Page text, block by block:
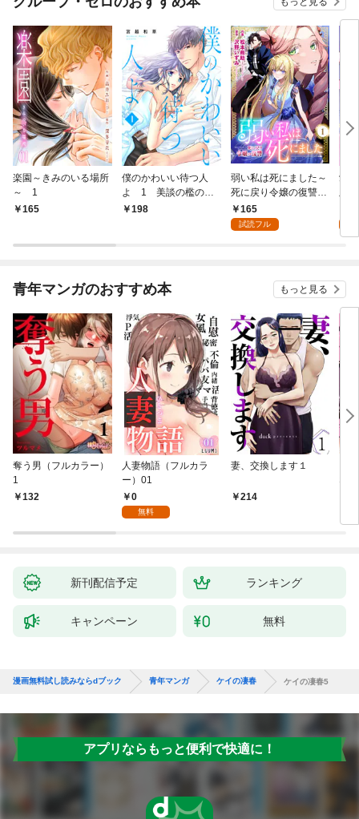
楽園～きみのいる場所
～ 1
165
僕のかわいい待つ人
よ 1 美談の檻のな
か198
弱い私は死にました～
死に戻り令嬢の復讐
～ 1
165
試読フル
愛
青年マンガのおすすめ本 もっと見る
奪う男（フルカラー）
1
132
人妻物語（フルカラ
ー）01
0
無料
妻、交換します１
214
な
新刊配信予定 ランキング
キャンペーン 無料
漫画無料試し読みならdブック 青年マンガ ケイの凄春 ケイの凄春5
アプリならもっと便利で快適に！